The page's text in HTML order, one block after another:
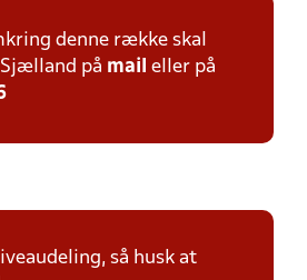
denne række skal
på mail eller på
så husk at